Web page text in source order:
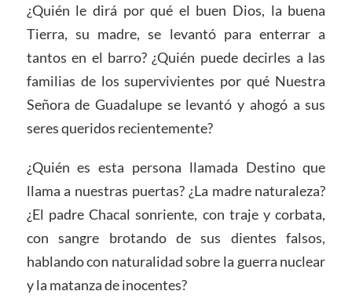
¿Quién le dirá por qué el buen Dios, la buena
Tierra, su madre, se levantó para enterrar a
tantos en el barro? ¿Quién puede decirles a las
familias de los supervivientes por qué Nuestra
Señora de Guadalupe se levantó y ahogó a sus
seres queridos recientemente?
¿Quién es esta persona llamada Destino que
llama a nuestras puertas? ¿La madre naturaleza?
¿El padre Chacal sonriente, con traje y corbata,
con sangre brotando de sus dientes falsos,
hablando con naturalidad sobre la guerra nuclear
y la matanza de inocentes?